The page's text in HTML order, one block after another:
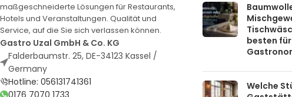
maßgeschneiderte Lösungen für Restaurants,
Hotels und Veranstaltungen. Qualität und
Service, auf die Sie sich verlassen können.
Gastro Uzal GmbH & Co. KG
Falderbaumstr. 25, DE-34123 Kassel /
Germany
Hotline: 056131741361
besten
Welche